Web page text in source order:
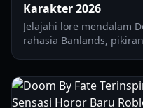
Karakter 2026
Jelajahi lore mendalam
rahasia Banlands,